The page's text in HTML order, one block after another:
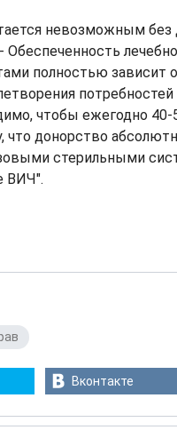
невозможным без
полностью зависит
чтобы ежегодно
донорство
стерильными
ВИЧ".
Вконтакте